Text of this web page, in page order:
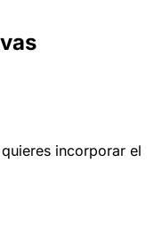
incorporar el